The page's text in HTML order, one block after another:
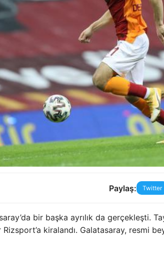
Paylaş: Twitter
bir başka ayrılık da gerçekleşti.
kiralandı. Galatasaray, resmi